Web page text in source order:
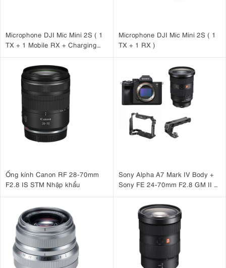
Microphone DJI Mic Mini 2S ( 1
TX + 1 Mobile RX + Charging
Microphone DJI Mic Mini 2S ( 1
TX + 1 RX )
Ống kính Canon RF 28-70mm
F2.8 IS STM Nhập khẩu
Sony Alpha A7 Mark IV Body +
Sony FE 24-70mm F2.8 GM II +
SmallRig ARRI Locating Top
Handle 3765